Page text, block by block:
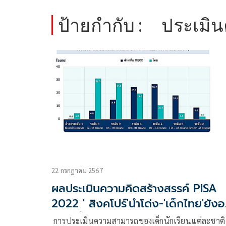
ป้ายกำกับ : ประเมิ
22 กรกฎาคม 2567
ผลประเมินความคิดสร้างสรรค์ PISA
2022 ' สิงคโปร์'นำโด่ง-'เด็กไทย'ยัง
ระดับพื้น ๆ
การประเมินความสามารถของเด็กนักเรียนแต่ละชาติ